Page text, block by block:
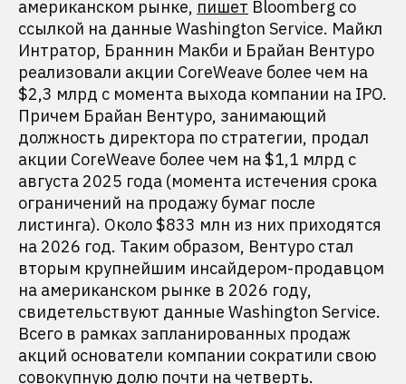
американском рынке, пишет Bloomberg со
ссылкой на данные Washington Service. Майкл
Интратор, Браннин Макби и Брайан Вентуро
реализовали акции CoreWeave более чем на
$2,3 млрд с момента выхода компании на IPO.
Причем Брайан Вентуро, занимающий
должность директора по стратегии, продал
акции CoreWeave более чем на $1,1 млрд с
августа 2025 года (момента истечения срока
ограничений на продажу бумаг после
листинга). Около $833 млн из них приходятся
на 2026 год. Таким образом, Вентуро стал
вторым крупнейшим инсайдером-продавцом
на американском рынке в 2026 году,
свидетельствуют данные Washington Service.
Всего в рамках запланированных продаж
акций основатели компании сократили свою
совокупную долю почти на четверть.